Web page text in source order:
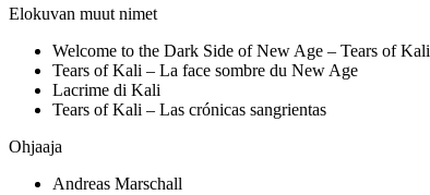
Elokuvan muut nimet
Welcome to the Dark Side of New Age – Tears of Kali
Tears of Kali – La face sombre du New Age
Lacrime di Kali
Tears of Kali – Las crónicas sangrientas
Ohjaaja
Andreas Marschall